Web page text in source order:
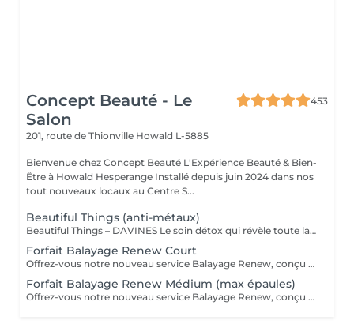
Concept Beauté - Le
Salon
453
201, route de Thionville Howald L-5885
Bienvenue chez Concept Beauté L'Expérience Beauté & Bien-
Être à Howald Hesperange Installé depuis juin 2024 dans nos
tout nouveaux locaux au Centre S...
Beautiful Things (anti-métaux)
Beautiful Things – DAVINES Le soin détox qui révèle toute la beauté de vos cheveux. Le soin Beautiful Things de DAVINES est un traitement professionnel spécialement conçu pour les cheveux poreux, sensibilisés ou ayant subi des services techniques (coloration, mèches, balayage...). Ses bienfaits : ✨ Neutralise les métaux présents dans la fibre capillaire et déposés par l'eau. 🎨 Préserve l'éclat et prolonge la tenue de la couleur. 💪 Renforce et améliore la qualité de la fibre capillaire. 🌿 Réduit la porosité pour un cheveu plus uniforme. 🌟 Apporte douceur, brillance et une meilleure résistance aux agressions. Idéal pour : ✔ Les cheveux colorés. ✔ Les cheveux méchés ou décolorés. ✔ Les cheveux poreux, sensibilisés ou fragilisés. ✔ Préparer le cheveu avant une coloration ou prolonger les résultats après un service technique. Le résultat : Des cheveux plus sains, plus forts, une couleur plus lumineuse et durable, et une fibre visiblement transformée dès la première application. Ce soin est particulièrement recommandé pour toutes les clientes qui réalisent régulièrement des colorations ou des mèches et qui souhaitent préserver la beauté et la santé de leurs cheveux sur le long terme.
Forfait Balayage Renew Court
Offrez-vous notre nouveau service Balayage Renew, conçu pour vous sublimer . -Diagnostic personnalisé : Nos experts analysent votre type de cheveux, votre couleur et vos besoins spécifiques. -Technique de balayage sur mesure : Nous appliquons un balayage adapté à votre chevelure pour un résultat naturel, lumineux et sur-mesure, en parfaite harmonie avec votre teint et vos préférences. -Reconstruction profonde : Après la coloration, vos cheveux profitent d'un soin de reconstruction intense pour renforcer et hydrater chaque mèche, redonnant souplesse et brillance à votre chevelure. -Coupe et coiffage personnalisés : Une coupe et un coiffage final et à votre style, viennent sublimer votre nouveau look. -Conseils de routine à domicile "Le tarif peut faire l'objet d'un supplément personnalisé en fonction de la technique, du temps nécessaire, de la longueur et de l'épaisseur des cheveux. Un devis précis vous sera proposé lors du diagnostic en début de rendez-vous."
Forfait Balayage Renew Médium (max épaules)
Offrez-vous notre nouveau service Balayage Renew, conçu pour vous sublimer . -Diagnostic personnalisé : Nos experts analysent votre type de cheveux, votre couleur et vos besoins spécifiques. -Technique de balayage sur mesure : Nous appliquons un balayage adapté à votre chevelure pour un résultat naturel, lumineux et sur-mesure, en parfaite harmonie avec votre teint et vos préférences. -Reconstruction profonde : Après la coloration, vos cheveux profitent d'un soin de reconstruction intense pour renforcer et hydrater chaque mèche, redonnant souplesse et brillance à votre chevelure. -Coupe et coiffage personnalisés : Une coupe et un coiffage final et à votre style, viennent sublimer votre nouveau look. -Conseils de routine à domicile "Le tarif peut faire l'objet d'un supplément personnalisé en fonction de la technique, du temps nécessaire, de la longueur et de l'épaisseur des cheveux. Un devis précis vous sera proposé lors du diagnostic en début de rendez-vous."